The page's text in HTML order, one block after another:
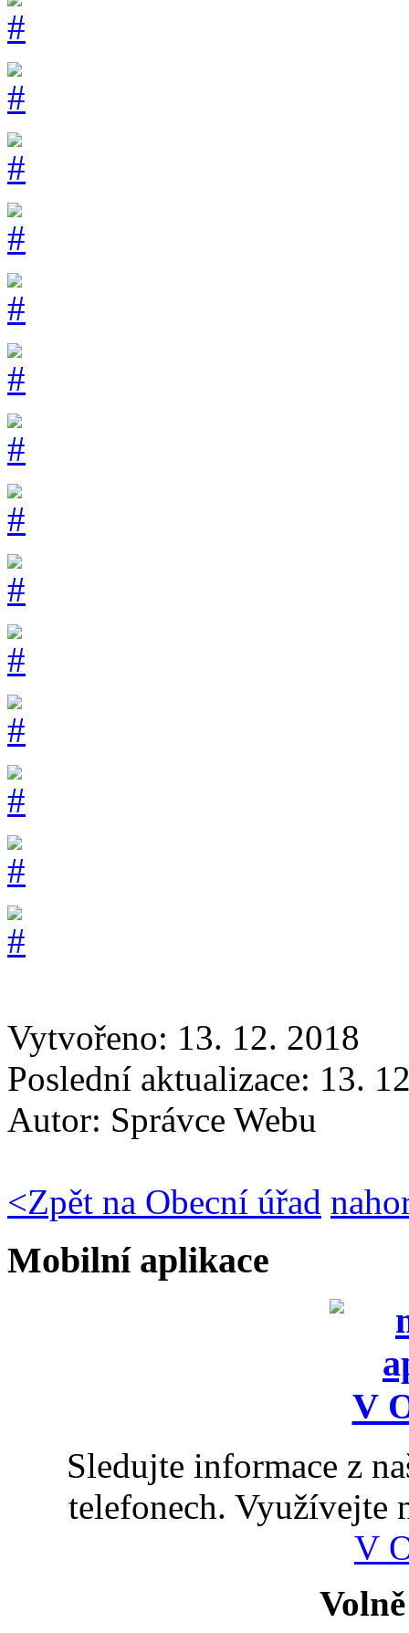
Vytvořeno: 13. 12. 2018
Poslední aktualizace: 13.
Autor: Správce Webu
<Zpět na Obecní úřad
Mobilní aplikace
Sledujte informace z
telefonech. Využívejte
V